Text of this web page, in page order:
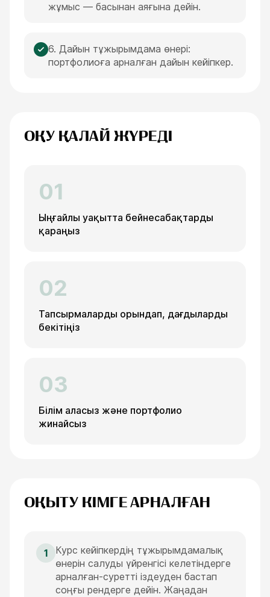
жұмыс — басынан аяғына дейін.
6. Дайын тұжырымдама өнері:
портфолиоға арналған дайын кейіпкер.
ОҚУ ҚАЛАЙ ЖҮРЕДІ
01
Ыңғайлы уақытта бейнесабақтарды
қараңыз
02
Тапсырмаларды орындап, дағдыларды
бекітіңіз
03
Білім аласыз және портфолио
жинайсыз
ОҚЫТУ КІМГЕ АРНАЛҒАН
1
Курс кейіпкердің тұжырымдамалық
өнерін салуды үйренгісі келетіндерге
арналған-суретті іздеуден бастап
соңғы рендерге дейін. Жаңадан